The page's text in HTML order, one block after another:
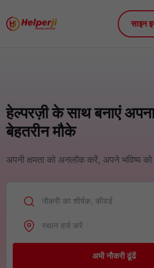
साइन
हेल्परज़ी के साथ बनाएं
बेहतरीन मौके
अपनी क्षमता को अनलॉक करें, अपने भविष्य को
अभी नौकरी ढूंढें